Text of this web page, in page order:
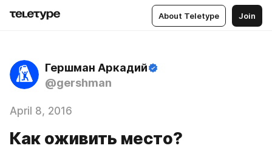
About Teletype Join
Гершман Аркадий
@gershman
April 8, 2016
Как оживить место?